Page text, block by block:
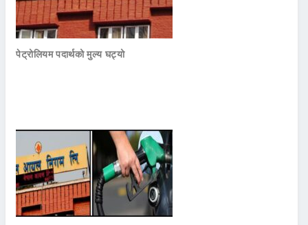
पेट्रोलियम पदार्थको मुल्य घट्यो